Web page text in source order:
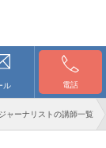
ル 電話
ジャーナリストの講師一覧